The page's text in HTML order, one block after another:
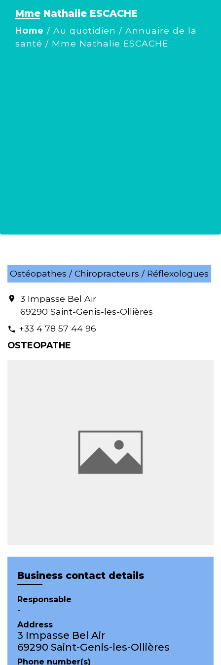
Mme Nathalie ESCACHE
Home / Au quotidien / Annuaire de la
santé / Mme Nathalie ESCACHE
Ostéopathes / Chiropracteurs / Réflexologues
location_on
3 Impasse Bel Air
69290 Saint-Genis-les-Ollières
phone +33 4 78 57 44 96
OSTEOPATHE
Business contact details
Responsable
-
Address
3 Impasse Bel Air
69290 Saint-Genis-les-Ollières
Phone number(s)